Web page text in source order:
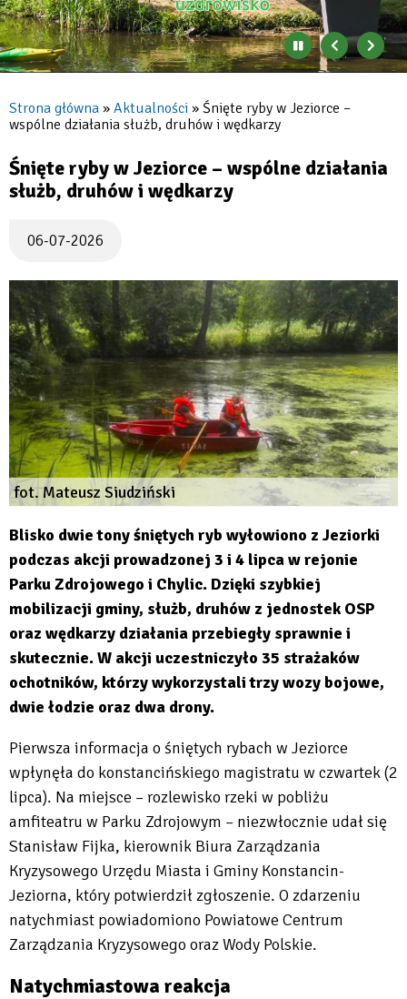
Konstancin-
Jeziorna
Zatrzymaj
automatyczne
się
banerów
Poprzedni
bannerbaner
Ścieżka
nawigacyjna
Strona główna Aktualności
Śnięte ryby w Jeziorce –
wspólne działania służb, druhów i wędkarzy
Śnięte ryby w Jeziorce – wspólne działania
służb, druhów i wędkarzy
06-07-2026
fot. Mateusz Siudziński
Blisko dwie tony śniętych ryb wyłowiono z Jeziorki
podczas akcji prowadzonej 3 i 4 lipca w rejonie
Parku Zdrojowego i Chylic. Dzięki szybkiej
mobilizacji gminy, służb, druhów z jednostek OSP
oraz wędkarzy działania przebiegły sprawnie i
skutecznie. W akcji uczestniczyło 35 strażaków
ochotników, którzy wykorzystali trzy wozy bojowe,
dwie łodzie oraz dwa drony.
Pierwsza informacja o śniętych rybach w Jeziorce
wpłynęła do konstancińskiego magistratu w czwartek (2
lipca). Na miejsce – rozlewisko rzeki w pobliżu
amfiteatru w Parku Zdrojowym – niezwłocznie udał się
Stanisław Fijka, kierownik Biura Zarządzania
Kryzysowego Urzędu Miasta i Gminy Konstancin-
Jeziorna, który potwierdził zgłoszenie. O zdarzeniu
natychmiast powiadomiono Powiatowe Centrum
Zarządzania Kryzysowego oraz Wody Polskie.
Natychmiastowa reakcja